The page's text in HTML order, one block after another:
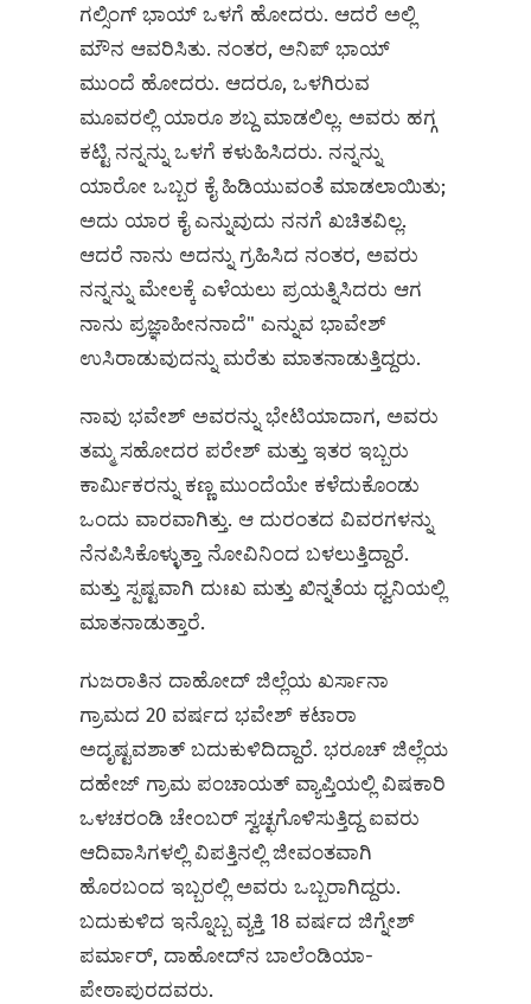
ಗಲ್ಸಿಂಗ್ ಭಾಯ್ ಒಳಗೆ ಹೋದರು. ಆದರೆ ಅಲ್ಲಿ
ಮೌನ ಆವರಿಸಿತು. ನಂತರ, ಅನಿಪ್ ಭಾಯ್
ಮುಂದೆ ಹೋದರು. ಆದರೂ, ಒಳಗಿರುವ
ಮೂವರಲ್ಲಿ ಯಾರೂ ಶಬ್ದ ಮಾಡಲಿಲ್ಲ. ಅವರು ಹಗ್ಗ
ಕಟ್ಟಿ ನನ್ನನ್ನು ಒಳಗೆ ಕಳುಹಿಸಿದರು. ನನ್ನನ್ನು
ಯಾರೋ ಒಬ್ಬರ ಕೈ ಹಿಡಿಯುವಂತೆ ಮಾಡಲಾಯಿತು;
ಅದು ಯಾರ ಕೈ ಎನ್ನುವುದು ನನಗೆ ಖಚಿತವಿಲ್ಲ.
ಆದರೆ ನಾನು ಅದನ್ನು ಗ್ರಹಿಸಿದ ನಂತರ, ಅವರು
ನನ್ನನ್ನು ಮೇಲಕ್ಕೆ ಎಳೆಯಲು ಪ್ರಯತ್ನಿಸಿದರು ಆಗ
ನಾನು ಪ್ರಜ್ಞಾಹೀನನಾದೆ" ಎನ್ನುವ ಭಾವೇಶ್
ಉಸಿರಾಡುವುದನ್ನು ಮರೆತು ಮಾತನಾಡುತ್ತಿದ್ದರು.
ನಾವು ಭವೇಶ್ ಅವರನ್ನು ಭೇಟಿಯಾದಾಗ, ಅವರು
ತಮ್ಮ ಸಹೋದರ ಪರೇಶ್ ಮತ್ತು ಇತರ ಇಬ್ಬರು
ಕಾರ್ಮಿಕರನ್ನು ಕಣ್ಣ ಮುಂದೆಯೇ ಕಳೆದುಕೊಂಡು
ಒಂದು ವಾರವಾಗಿತ್ತು. ಆ ದುರಂತದ ವಿವರಗಳನ್ನು
ನೆನಪಿಸಿಕೊಳ್ಳುತ್ತಾ ನೋವಿನಿಂದ ಬಳಲುತ್ತಿದ್ದಾರೆ.
ಮತ್ತು ಸ್ಪಷ್ಟವಾಗಿ ದುಃಖ ಮತ್ತು ಖಿನ್ನತೆಯ ಧ್ವನಿಯಲ್ಲಿ
ಮಾತನಾಡುತ್ತಾರೆ.
ಗುಜರಾತಿನ ದಾಹೋದ್ ಜಿಲ್ಲೆಯ ಖರ್ಸಾನಾ
ಗ್ರಾಮದ 20 ವರ್ಷದ ಭವೇಶ್ ಕಟಾರಾ
ಅದೃಷ್ಟವಶಾತ್ ಬದುಕುಳಿದಿದ್ದಾರೆ. ಭರೂಚ್ ಜಿಲ್ಲೆಯ
ದಹೇಜ್ ಗ್ರಾಮ ಪಂಚಾಯತ್ ವ್ಯಾಪ್ತಿಯಲ್ಲಿ ವಿಷಕಾರಿ
ಒಳಚರಂಡಿ ಚೇಂಬರ್ ಸ್ವಚ್ಛಗೊಳಿಸುತ್ತಿದ್ದ ಐವರು
ಆದಿವಾಸಿಗಳಲ್ಲಿ ವಿಪತ್ತಿನಲ್ಲಿ ಜೀವಂತವಾಗಿ
ಹೊರಬಂದ ಇಬ್ಬರಲ್ಲಿ ಅವರು ಒಬ್ಬರಾಗಿದ್ದರು.
ಬದುಕುಳಿದ ಇನ್ನೊಬ್ಬ ವ್ಯಕ್ತಿ 18 ವರ್ಷದ ಜಿಗ್ನೇಶ್
ಪರ್ಮಾರ್, ದಾಹೋದ್‌ನ ಬಾಲೆಂಡಿಯಾ-
ಪೇಠಾಪುರದವರು.